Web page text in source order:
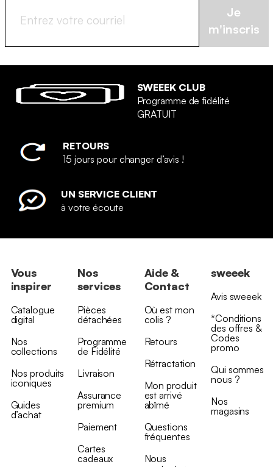
Je
m'inscris
SWEEEK CLUB
Programme de fidélité
GRATUIT
RETOURS
15 jours pour changer d’avis !
UN SERVICE CLIENT
à votre écoute
Vous
inspirer
Catalogue
digital
Nos
collections
Nos produits
iconiques
Guides
d’achat
Nos
services
Pièces
détachées
Programme
de Fidélité
Livraison
Assurance
premium
Paiement
Cartes
cadeaux
Aide &
Contact
Où est mon
colis ?
Retours
Rétractation
Mon produit
est arrivé
abîmé
Questions
fréquentes
Nous
sweeek
Avis sweeek
*Conditions
des offres &
Codes
promo
Qui sommes
nous ?
Nos
magasins